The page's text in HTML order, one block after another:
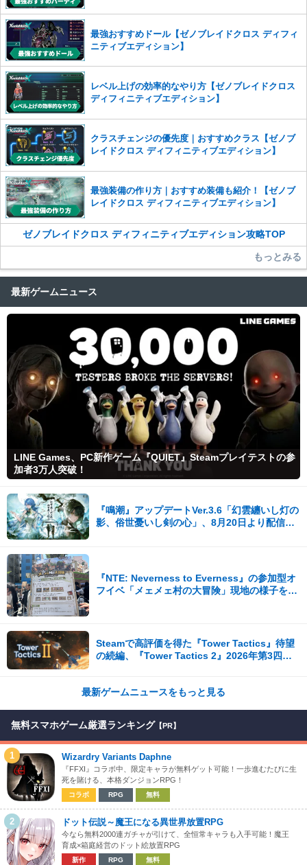
また、過度な利用規約の違反や、弊社に損害の及ぶ内容の書き込みがあ
った場合は、法的措置をとらせていただく場合もございますので、あら
かじめご理解くださいませ。最強おすすめドール【ゼノブレイドクロス ディフィ
ニティブエディション】
レベル上げの効率的なやり方【ゼノブレイドクロス
ディフィニティブエディション】
クラスチェンジの優先度｜おすすめクラス【ゼノブ
レイドクロス ディフィニティブエディション】
最強装備の作り方｜おすすめ装備も紹介！【ゼノブ
レイドクロス ディフィニティブエディション】
ゼノブレイドクロス ディフィニティブエディション攻略TOP
もっとみる
最新ゲームニュース
LINE Games、PC新作ゲーム『QUIET』Steamプレイテストの参
加者3万人突破！
『鳴潮』アップデートVer.3.6「幻雲纏いし灯の
影、俗世憂いし剣の心」、8月20日より配信開
『NTE: Neverness to Everness』の参加型オ
フイベ「メェメェ村の大冒険」現地の様子をレ
Steamで高評価を得た『Tower Tactics』待望
の続編、『Tower Tactics 2』2026年第3四半
最新ゲームニュースをもっと見る
無料スマホゲーム厳選ランキング 【PR】
1 Wizardry Variants Daphne
『FFXI』コラボ中、限定キャラが無料ゲット可能！一歩進むたびに生
死を賭ける、本格ダンジョンRPG！
コラボ RPG 無料
2 ドット伝説～魔王になる異世界放置RPG
今なら無料2000連ガチャが引けて、全恒常キャラも入手可能！魔王
育成×箱庭経営のドット絵放置RPG
新作 RPG 無料